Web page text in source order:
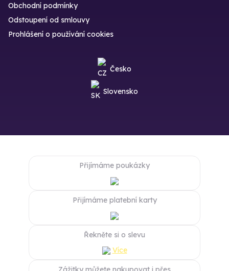
Obchodní podmínky
Odstoupení od smlouvy
Prohlášení o používání cookies
Česko
Slovensko
Přijímáme poukázky
Přijímáme platební karty
Řekněte si o slevu
Více